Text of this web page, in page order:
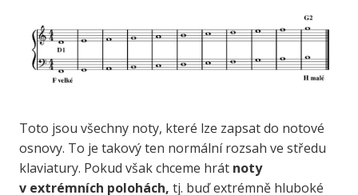
Toto jsou všechny noty, které lze zapsat do notové
osnovy. To je takový ten normální rozsah ve středu
klaviatury. Pokud však chceme hrát noty
v extrémních polohách, tj. buď extrémně hluboké